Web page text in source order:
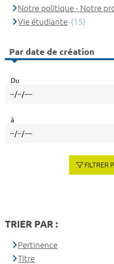
Notre politique - Notre
Vie étudiante (15)
Par date de création
Du
à
FILTRER
TRIER PAR :
Pertinence
Titre